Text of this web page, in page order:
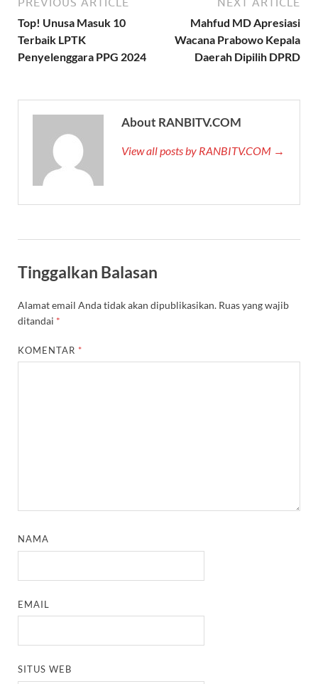
Top! Unusa Masuk 10
Terbaik LPTK
Penyelenggara PPG 2024
Mahfud MD Apresiasi
Wacana Prabowo Kepala
Daerah Dipilih DPRD
About RANBITV.COM
View all posts by RANBITV.COM →
Tinggalkan Balasan
Alamat email Anda tidak akan dipublikasikan. Ruas yang wajib
ditandai *
KOMENTAR *
NAMA
EMAIL
SITUS WEB